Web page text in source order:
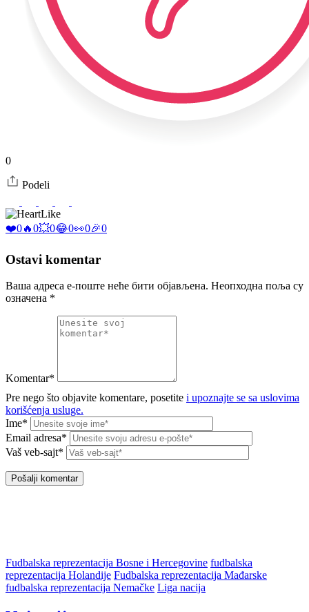
0
Podeli
Like
❤️0🔥0💥0😂0👀0🎉0
Ostavi komentar
Ваша адреса е-поште неће бити објављена. Неопходна поља су
означена *
Komentar*
Pre nego što objavite komentare, posetite i upoznajte se sa uslovima
korišćenja usluge.
Ime*
Email adresa*
Vaš veb-sajt*
Fudbalska reprezentacija Bosne i Hercegovine fudbalska
reprezentacija Holandije Fudbalska reprezentacija Mađarske
fudbalska reprezentacija Nemačke Liga nacija